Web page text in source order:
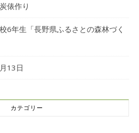
俵作り
6年生「長野県ふるさとの森林づく
13日
カテゴリー